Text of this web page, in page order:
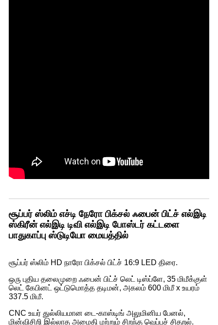
சூப்பர் ஸ்லிம் எச்டி நேரோ பிக்சல் ஃபைன் பிட்ச் எல்இடி
ஸ்கிரீன் எல்இடி டிவி எல்இடி போஸ்டர் கட்டளை
பாதுகாப்பு ஸ்டுடியோ மையத்தில்
சூப்பர் ஸ்லிம் HD நாரோ பிக்சல் பிட்ச் 16:9 LED திரை.
ஒரு புதிய தலைமுறை ஃபைன் பிட்ச் லெட் டிஸ்ப்ளே, 35 மிமீக்குள்
லெட் கேபினட் ஒட்டுமொத்த தடிமன், அகலம் 600 மிமீ x உயரம்
337.5 மிமீ.
CNC உயர் துல்லியமான டை-காஸ்டிங் அலுமினிய பேனல்,
மின்விசிறி இல்லாத அமைதி மற்றும் சிறந்த வெப்பச் சிதறல்.